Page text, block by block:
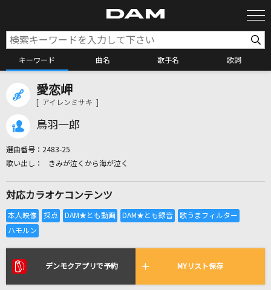
キーワード 曲名 歌手名 歌詞
全国りれき
リアルタイムで歌われている曲の一覧
かざぐるま
愛恋岬
[ アイレンミサキ ]
鳥羽一郎
選曲番号： 2483-25
きみが泣くから海が泣く
対応カラオケコンテンツ
デンモクアプリで予約 MYリスト保存